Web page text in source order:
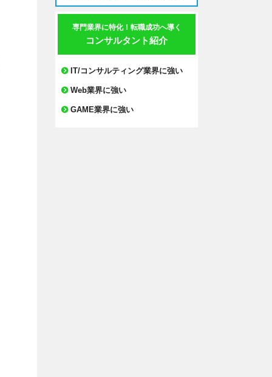
専門業界に特化！転職成功へ導く
コンサルタント紹介
IT/コンサルティング業界に強い
Web業界に強い
GAME業界に強い